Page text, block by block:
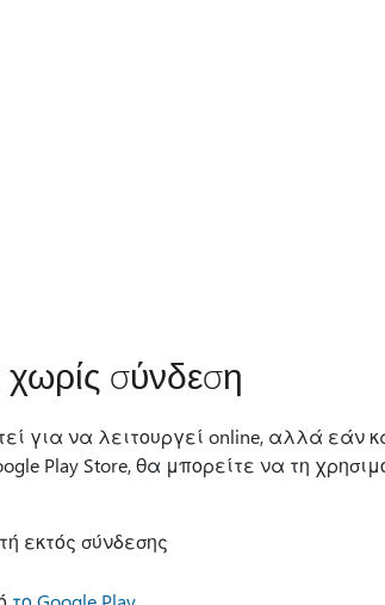
σύνδεση
για να λειτουργεί online, αλλά εάν
Play Store, θα μπορείτε να τη
εκτός σύνδεσης